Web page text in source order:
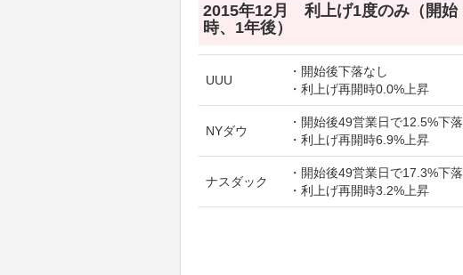
2015年12月 利上げ1度のみ（開始
時、1年後）
UUU
・開始後下落なし
・利上げ再開時0.0%上昇
NYダウ
・開始後49営業日で12.5%下落
・利上げ再開時6.9%上昇
ナスダック
・開始後49営業日で17.3%下落
・利上げ再開時3.2%上昇